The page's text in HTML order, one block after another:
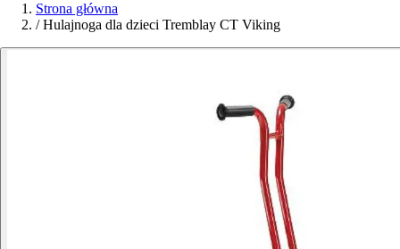
Strona główna
/ Hulajnoga dla dzieci Tremblay CT Viking